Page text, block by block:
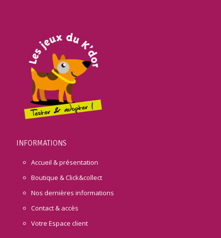
INFORMATIONS
Accueil & présentation
Boutique & Click&collect
Nos dernières informations
Contact & accès
Votre Espace client